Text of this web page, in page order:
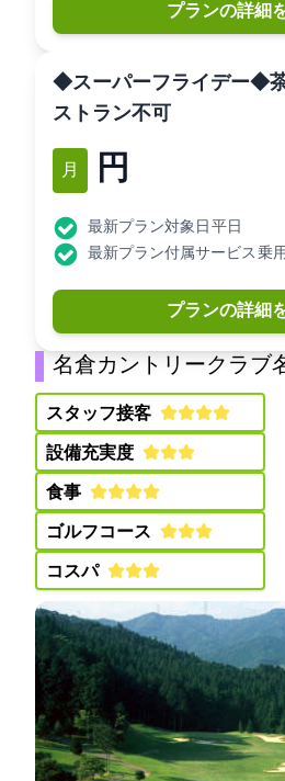
プランの詳細
◆スーパーフライデー◆
ストラン不可
2月 7,757円
最新プラン対象日: 平日
最新プラン付属サービス: 乗
プランの詳細
名倉カントリークラブ(名
スタッフ接客:
設備充実度:
食事:
ゴルフコース:
コスパ: